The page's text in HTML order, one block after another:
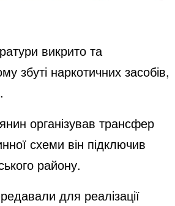
викрито та
збуті наркотичних засобів,
організував трансфер
схеми він підключив
району.
для реалізації